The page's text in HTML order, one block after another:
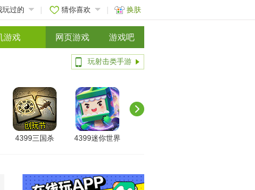
玩过的 猜你喜欢 换肤
游戏 网页游戏 游戏吧
玩射击类手游
4399三国杀 4399迷你世界